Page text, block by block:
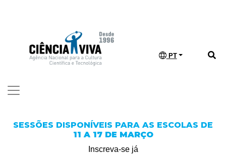
PT
SESSÕES DISPONÍVEIS PARA AS ESCOLAS DE
11 A 17 DE MARÇO
Inscreva-se já